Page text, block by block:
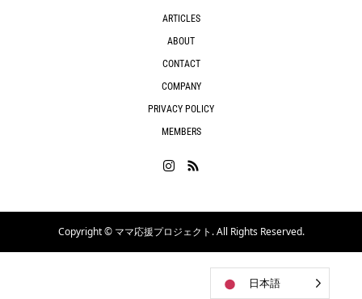
ARTICLES
ABOUT
CONTACT
COMPANY
PRIVACY POLICY
MEMBERS
Copyright ©ママ応援プロジェクト. All Rights Reserved.
日本語